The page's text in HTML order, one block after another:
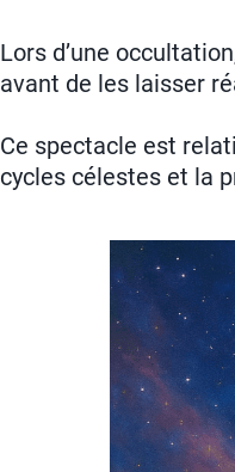
Lors d’une
avant de les laisser
Ce spectacle est
cycles célestes et la